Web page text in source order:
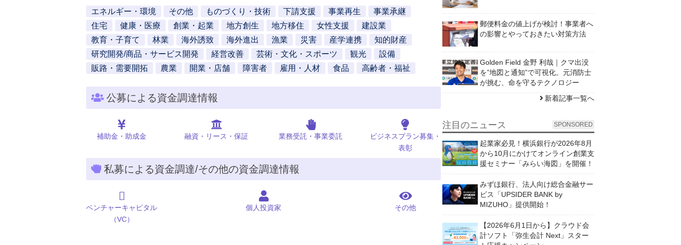
エネルギー・環境 その他 ものづくり・技術 下請支援 事業再生
事業承継
住宅
健康・医療 創業・起業 地方創生 地方移住 女性支援
建設業
教育・子育て
林業 海外誘致 海外進出 漁業 災害 産学連携
知的財産
研究開発/商品・サービス開発
経営改善 芸術・文化・スポーツ 観光
設備
販路・需要開拓
農業 開業・店舗 障害者 雇用・人材 食品 高齢者・福祉
公募による資金調達情報
補助金・助成金 融資・リース・保証 業務受託・事業委託
ビジネスプラン募集・
表彰
私募による資金調達/その他の資金調達情報
ベンチャーキャピタル
（VC）
個人投資家 その他
郵便料金の値上げが検討！事業者へ
の影響とやっておきたい対策方法
Golden Field 金野 利哉｜クマ出没
を”地図と通知”で可視化。元消防士
が挑む、命を守るテクノロジー
新着記事一覧へ
注目のニュース SPONSORED
起業家必見！横浜銀行が2026年8月
から10月にかけてオンライン創業支
援セミナー「みらい海図」を開催！
みずほ銀行、法人向け総合金融サー
ビス「UPSIDER BANK by
MIZUHO」提供開始！
【2026年6月1日から】クラウド会
計ソフト「弥生会計 Next」スター